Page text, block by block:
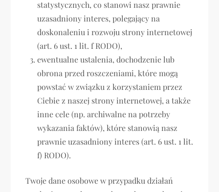
statystycznych, co stanowi nasz prawnie
uzasadniony interes, polegający na
doskonaleniu i rozwoju strony internetowej
(art. 6 ust. 1 lit. f RODO),
ewentualne ustalenia, dochodzenie lub
obrona przed roszczeniami, które mogą
powstać w związku z korzystaniem przez
Ciebie z naszej strony internetowej, a także
inne cele (np. archiwalne na potrzeby
wykazania faktów), które stanowią nasz
prawnie uzasadniony interes (art. 6 ust. 1 lit.
f) RODO).
Twoje dane osobowe w przypadku działań